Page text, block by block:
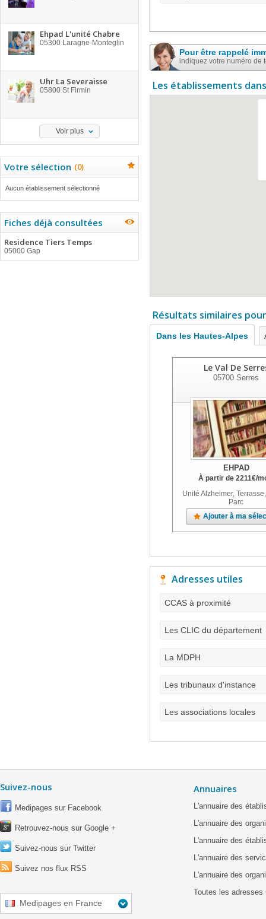
Ehpad L'unité Chabre
05300 Laragne-Monteglin
Uhr La Severaisse
05800 St Firmin
Voir plus
Votre sélection (0)
Aucun établissement sélectionné
Fiches déjà consultées
Residence Tiers Temps
05000 Gap
Pour être rappelé
indiquez votre numéro de
Les établissements
Résultats similaires
Dans les Hautes-Alpes
Le Val De
05700 Serres
EHPAD
À partir de 2211€/
Unité Alzheimer,
Parc
Ajouter à ma
Adresses utiles
CCAS à proximité
Les CLIC du département
La MDPH
Les tribunaux d'instance
Les associations locales
Suivez-nous
Medipages sur Facebook
Retrouvez-nous sur Google +
Suivez-nous sur Twitter
Suivez nos flux RSS
Medipages en France
Annuaires
L'annuaire des
L'annuaire des
L'annuaire des
L'annuaire des
L'annuaire des
Toutes les adresses